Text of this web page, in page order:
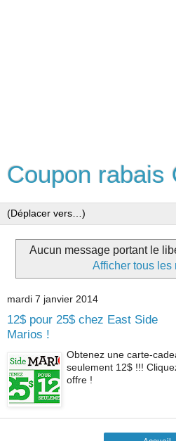
Coupon rabais
Aucun message portant le
Afficher tous les
mardi 7 janvier 2014
12$ pour 25$ chez East Side
Marios !
Obtenez une carte-
seulement 12$ !!!
offre !